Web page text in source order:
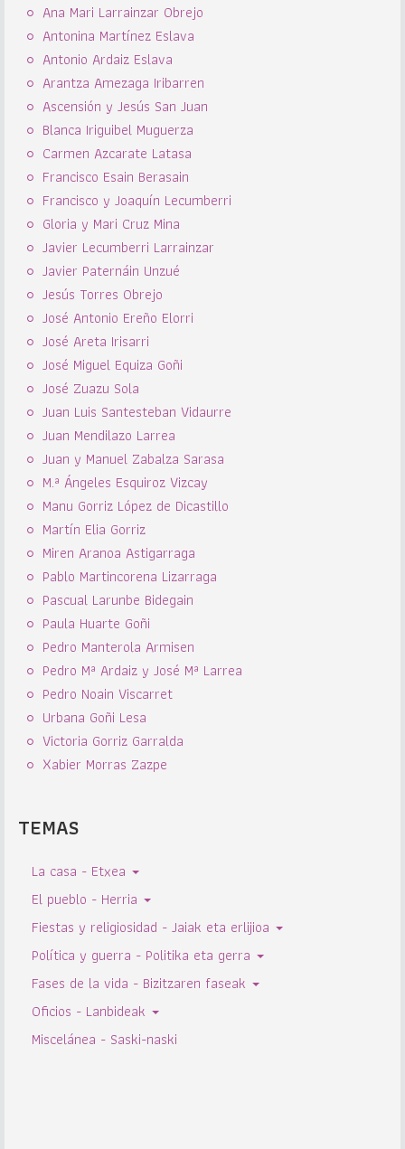
Ana Mari Larrainzar Obrejo
Antonina Martínez Eslava
Antonio Ardaiz Eslava
Arantza Amezaga Iribarren
Ascensión y Jesús San Juan
Blanca Iriguibel Muguerza
Carmen Azcarate Latasa
Francisco Esain Berasain
Francisco y Joaquín Lecumberri
Gloria y Mari Cruz Mina
Javier Lecumberri Larrainzar
Javier Paternáin Unzué
Jesús Torres Obrejo
José Antonio Ereño Elorri
José Areta Irisarri
José Miguel Equiza Goñi
José Zuazu Sola
Juan Luis Santesteban Vidaurre
Juan Mendilazo Larrea
Juan y Manuel Zabalza Sarasa
M.ª Ángeles Esquiroz Vizcay
Manu Gorriz López de Dicastillo
Martín Elia Gorriz
Miren Aranoa Astigarraga
Pablo Martincorena Lizarraga
Pascual Larunbe Bidegain
Paula Huarte Goñi
Pedro Manterola Armisen
Pedro Mª Ardaiz y José Mª Larrea
Pedro Noain Viscarret
Urbana Goñi Lesa
Victoria Gorriz Garralda
Xabier Morras Zazpe
TEMAS
La casa - Etxea
El pueblo - Herria
Fiestas y religiosidad - Jaiak eta erlijioa
Política y guerra - Politika eta gerra
Fases de la vida - Bizitzaren faseak
Oficios - Lanbideak
Miscelánea - Saski-naski